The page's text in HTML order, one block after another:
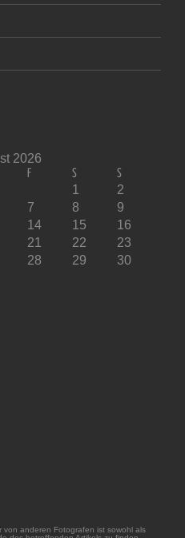
2026
F S S
1
2
7 8
9
14 15
16
21 22
23
28 29
30
von anderen Fotografen ist sowohl als